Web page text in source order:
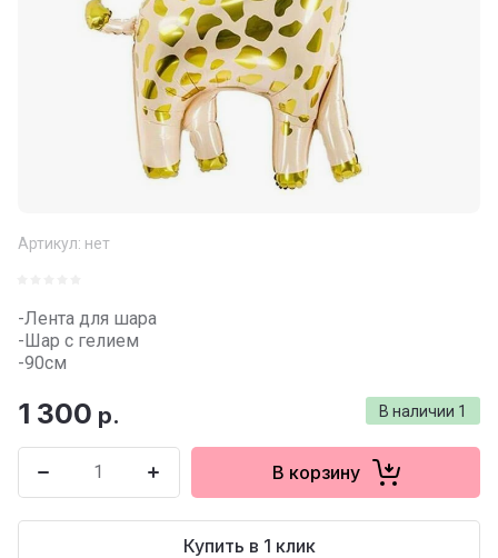
Артикул: нет
-Лента для шара
-Шар с гелием
-90см
В наличии 1
1 300 р.
В корзину
Купить в 1 клик